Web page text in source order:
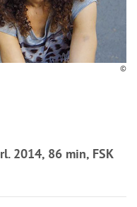
©
2014, 86 min, FSK